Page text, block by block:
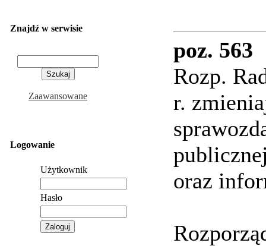
Znajdź w serwisie
Zaawansowane
Logowanie
Użytkownik
Hasło
poz. 563
Rozp.
r.
oraz